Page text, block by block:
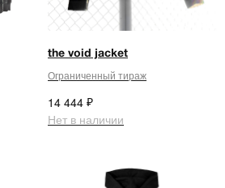
the void jacket
Ограниченный тираж
14 444 ₽
Нет в наличии
СТИНТ